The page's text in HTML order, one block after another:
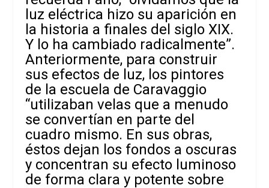
luz eléctrica hizo su aparición en
la historia a finales del siglo XIX.
Y lo ha cambiado radicalmente”.
Anteriormente, para construir
sus efectos de luz, los pintores
de la escuela de Caravaggio
“utilizaban velas que a menudo
se convertían en parte del
cuadro mismo. En sus obras,
éstos dejan los fondos a oscuras
y concentran su efecto luminoso
de forma clara y potente sobre